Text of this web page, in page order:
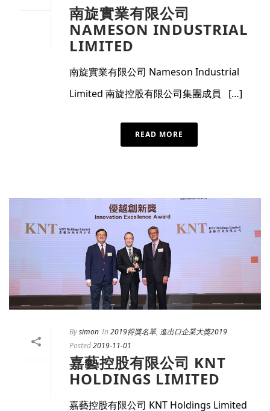
南旋實業有限公司
NAMESON INDUSTRIAL
LIMITED
南旋實業有限公司 Nameson Industrial
Limited 南旋控股有限公司集團成員 […]
READ MORE
Bysimon In2019得獎名單, 進出口企業大獎2019
Posted2019-11-01
嘉藝控股有限公司 KNT
HOLDINGS LIMITED
嘉藝控股有限公司 KNT Holdings Limited